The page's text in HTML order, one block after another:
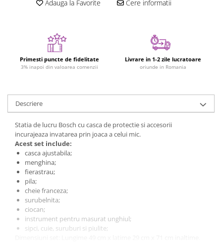
Figurine plus
Jucarii Montessori
Nevoi speciale si sindrom Down
Jucarii cu alfabet
Seturi Numberblocks
Jucarii de motricitate
Jucarii fructe si legume
Puzzle-uri
Puzzle clasic
Puzzle incastru
Puzzle de podea
IQ puzzle
Jucarii bebelusi
Jucarii de baie
Adauga la Favorite Cere informatii
Primesti puncte de fidelitate
3% inapoi din valoarea comenzii
Livrare in 1-2 zile lucratoare
oriunde in Romania
Descriere
Statia de lucru Bosch cu casca de protectie si accesorii
incurajeaza invatarea prin joaca a celui mic.
Acest set include:
casca ajustabila;
menghina;
fierastrau;
pila;
cheie franceza;
surubelnita;
ciocan;
instrument pentru masurat unghiul;
sipci, cuie, suruburi si piulite;